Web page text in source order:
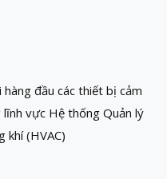
đầu các thiết bị cảm
vực Hệ thống Quản lý
khí (HVAC)